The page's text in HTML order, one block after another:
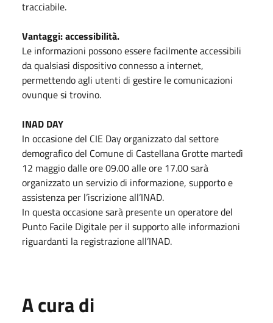
tracciabile.
Vantaggi: accessibilità.
Le informazioni possono essere facilmente accessibili
da qualsiasi dispositivo connesso a internet,
permettendo agli utenti di gestire le comunicazioni
ovunque si trovino.
INAD DAY
In occasione del CIE Day organizzato dal settore
demografico del Comune di Castellana Grotte martedì
12 maggio dalle ore 09.00 alle ore 17.00 sarà
organizzato un servizio di informazione, supporto e
assistenza per l’iscrizione all’INAD.
In questa occasione sarà presente un operatore del
Punto Facile Digitale per il supporto alle informazioni
riguardanti la registrazione all’INAD.
A cura di